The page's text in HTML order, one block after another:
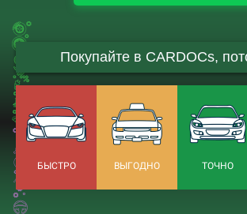
Покупайте в CARDOCs,
БЫСТРО ВЫГОДНО ТОЧНО